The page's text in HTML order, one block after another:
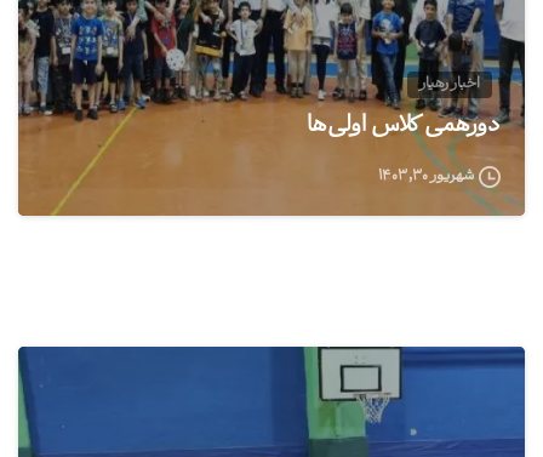
اخبار رهیار
دورهمی کلاس اولی‌ها
شهریور ۳۰, ۱۴۰۳